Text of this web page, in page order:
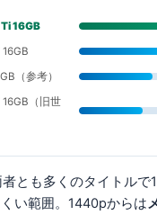
16GB
16GB
（参考）
16GB（旧世
とも多くのタイトルで
い範囲。1440pからは